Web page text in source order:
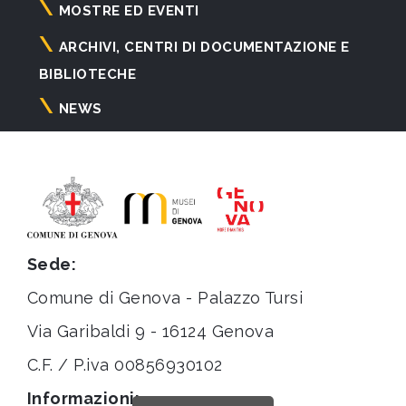
principale
MOSTRE ED EVENTI
ARCHIVI, CENTRI DI DOCUMENTAZIONE E
BIBLIOTECHE
NEWS
Sede:
Comune di Genova - Palazzo Tursi
Via Garibaldi 9 - 16124 Genova
C.F. / P.iva 00856930102
Informazioni: